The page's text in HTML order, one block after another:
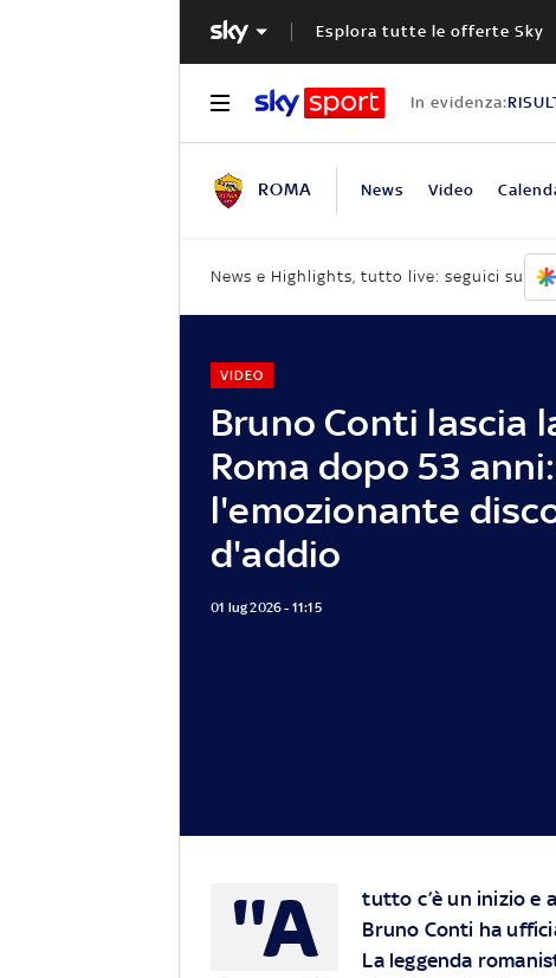
Esplora tutte le offerte Sky
In evidenza:
ROMA News Video
News e Highlights, tutto live: seguici su
Bruno Conti lascia
Roma dopo 53 anni:
l'emozionante
d'addio
VIDEO
01 lug 2026 - 11:15
"A
tutto c’è un inizio e
Bruno Conti ha
La leggenda